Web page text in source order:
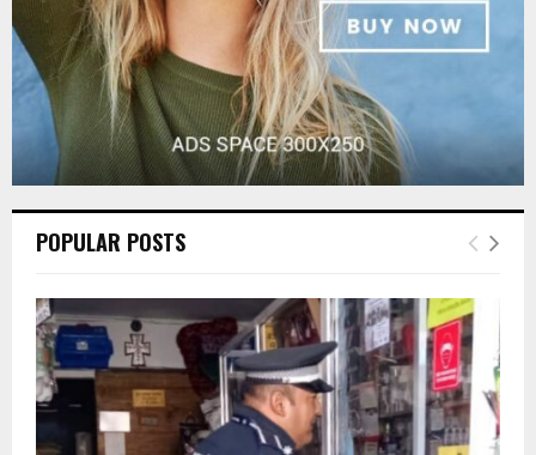
POPULAR POSTS